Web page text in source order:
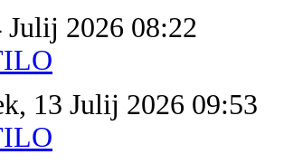
Julij 2026 08:22
13 Julij 2026 09:53